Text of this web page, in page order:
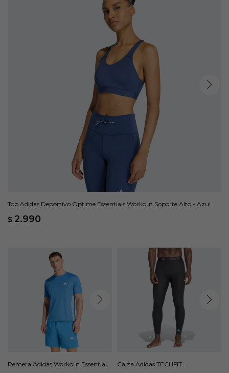
Top Adidas Deportivo Optime Essentials Workout Soporte Alto - Azul
$ 2.990
Remera Adidas Workout Essentials
Calza Adidas TECHFIT